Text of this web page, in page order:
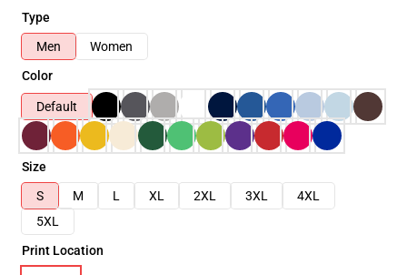
Type
Men
Women
Color
Default
Size
S
M L XL 2XL 3XL
4XL
5XL
Print Location